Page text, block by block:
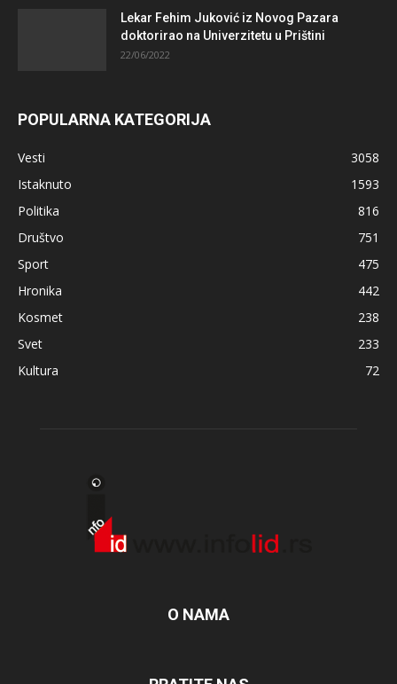
Lekar Fehim Juković iz Novog Pazara
doktorirao na Univerzitetu u Prištini
22/06/2022
POPULARNA KATEGORIJA
Vesti
3058
Istaknuto
1593
Politika
816
Društvo
751
Sport
475
Hronika
442
Kosmet
238
Svet
233
Kultura
72
O NAMA